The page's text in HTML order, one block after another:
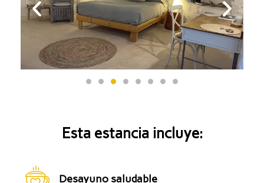
Esta estancia incluye:
Desayuno saludable